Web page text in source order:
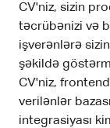
CV'niz, sizin
təcrübənizi və
işverənlərə
şəkildə
CV'niz,
verilənlər
integrasiyası